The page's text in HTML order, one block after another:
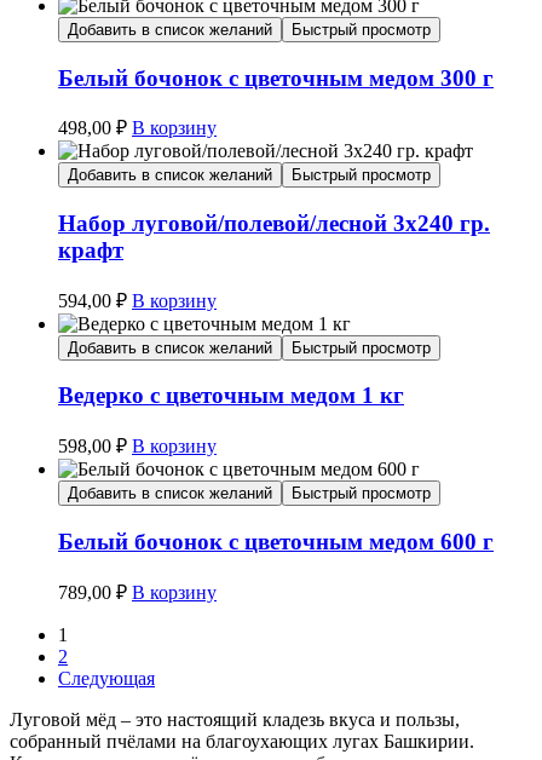
Добавить в список желаний Быстрый просмотр
Белый бочонок с цветочным медом 300 г
498,00 ₽ В корзину
Добавить в список желаний Быстрый просмотр
Набор луговой/полевой/лесной 3х240 гр.
крафт
594,00 ₽ В корзину
Добавить в список желаний Быстрый просмотр
Ведерко с цветочным медом 1 кг
598,00 ₽ В корзину
Добавить в список желаний Быстрый просмотр
Белый бочонок с цветочным медом 600 г
789,00 ₽ В корзину
1
2
Следующая
Луговой мёд – это настоящий кладезь вкуса и пользы,
собранный пчёлами на благоухающих лугах Башкирии.